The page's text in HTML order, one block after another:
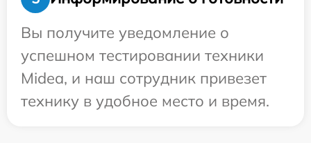
Вы получите уведомление о
успешном тестировании техники
Midea, и наш сотрудник привезет
технику в удобное место и время.